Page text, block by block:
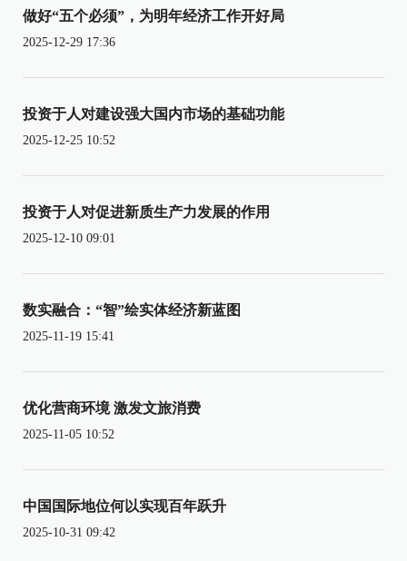
做好“五个必须”，为明年经济工作开好局
2025-12-29 17:36
投资于人对建设强大国内市场的基础功能
2025-12-25 10:52
投资于人对促进新质生产力发展的作用
2025-12-10 09:01
数实融合：“智”绘实体经济新蓝图
2025-11-19 15:41
优化营商环境 激发文旅消费
2025-11-05 10:52
中国国际地位何以实现百年跃升
2025-10-31 09:42